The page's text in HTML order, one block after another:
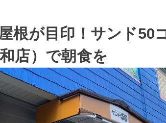
根が目印！サンド50
店）で朝食を